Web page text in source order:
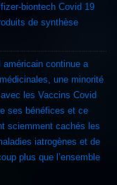
biontech Covid 19
de synthèse
américain continue a
une minorité
les Vaccins Covid
ses bénéfices et ce
sciemment cachés les
iatrogènes et de
plus que l’ensemble